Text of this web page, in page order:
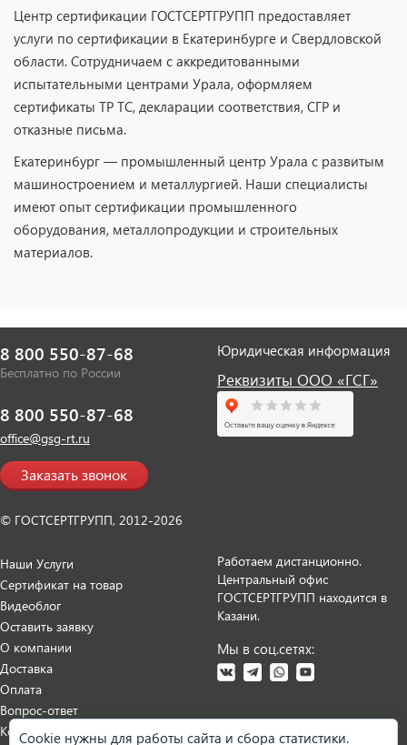
Центр сертификации ГОСТСЕРТГРУПП предоставляет
услуги по сертификации в Екатеринбурге и Свердловской
области. Сотрудничаем с аккредитованными
испытательными центрами Урала, оформляем
сертификаты ТР ТС, декларации соответствия, СГР и
отказные письма.
Екатеринбург — промышленный центр Урала с развитым
машиностроением и металлургией. Наши специалисты
имеют опыт сертификации промышленного
оборудования, металлопродукции и строительных
материалов.
8 800 550-87-68
Бесплатно по России
8 800 550-87-68
office@gsg-rt.ru
Заказать звонок
© ГОСТСЕРТГРУПП, 2012-2026
Юридическая информация
Реквизиты ООО «ГСГ»
Наши Услуги
Сертификат на товар
Видеоблог
Оставить заявку
О компании
Доставка
Оплата
Вопрос-ответ
Контакты
Работаем дистанционно.
Центральный офис
ГОСТСЕРТГРУПП находится в
Казани.
Мы в соц.сетях:
Cookie нужны для работы сайта и сбора статистики.